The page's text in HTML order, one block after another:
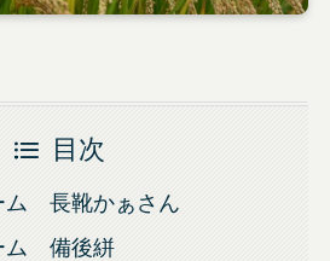
目次
ム 長靴かぁさん
ム 備後絣